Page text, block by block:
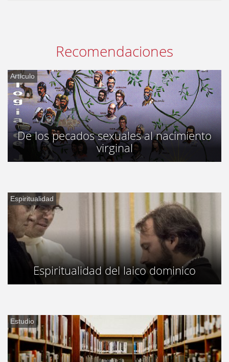
Recomendaciones
Artículo
De los pecados sexuales al nacimiento
virginal
Espiritualidad
Espiritualidad del laico dominico
Estudio